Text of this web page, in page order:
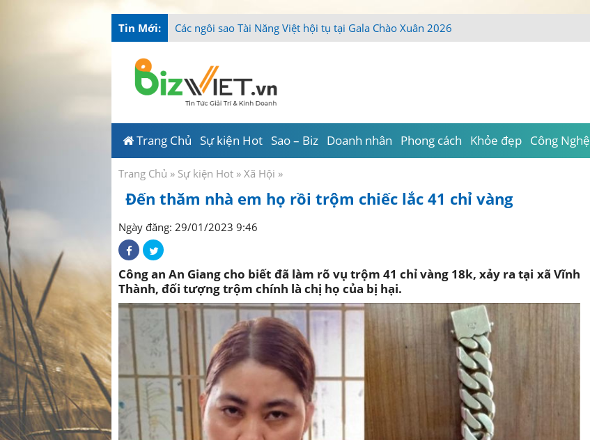
Tin Mới: -
Trang Chủ Sự kiện Hot Sao – Biz Doanh nhân Phong cách Khỏe đẹp Công Nghệ
Trang Chủ » Sự kiện Hot » Xã Hội »
Đến thăm nhà em họ rồi trộm chiếc lắc 41 chỉ vàng
Ngày đăng: 29/01/2023 9:46
Công an An Giang cho biết đã làm rõ vụ trộm 41 chỉ vàng 18k, xảy ra tại xã Vĩnh
Thành, đối tượng trộm chính là chị họ của bị hại.